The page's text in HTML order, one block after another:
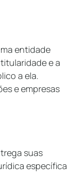
entidade
e a
a ela.
e empresas
suas
específica